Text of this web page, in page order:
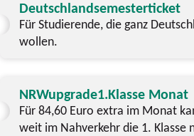
Deutschlandsemesterticket
Für Studierende, die ganz
wollen.
NRWupgrade1.Klasse Monat
Für 84,60 Euro extra im Monat
weit im Nahverkehr die 1. Klasse